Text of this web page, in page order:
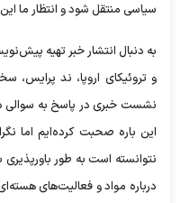
سیاسی منتقل شود و انتظار ما
به دنبال انتشار خبر تهیه
و تروئیکای اروپا، ند پرایس،
نشست خبری در پاسخ به سوالی
این باره صحبت کرده‌ایم اما
نتوانسته است به طور باورپذیری
درباره مواد و فعالیت‌های